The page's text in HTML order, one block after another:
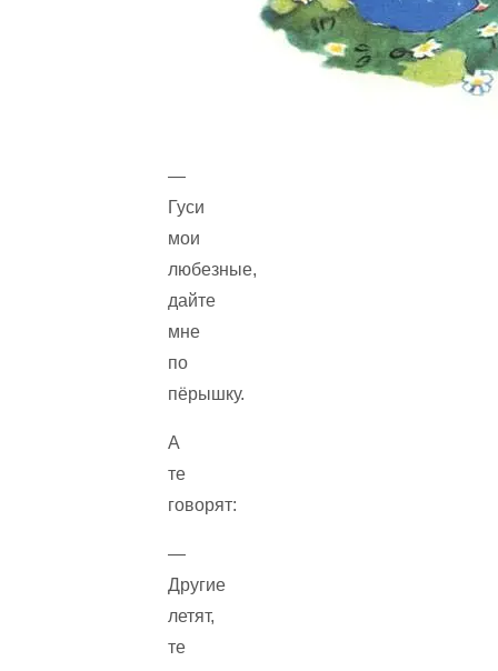
—
Гуси
мои
любезные,
дайте
мне
по
пёрышку.
А
те
говорят:
—
Другие
летят,
те